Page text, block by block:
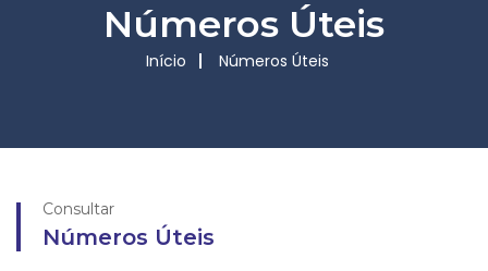
Números Úteis
Início Números Úteis
Consultar
Números Úteis